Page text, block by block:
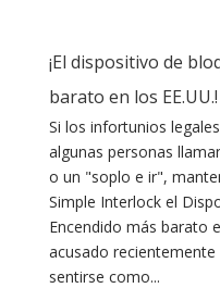
¡El dispositivo de
barato en los EE.UU.!
Si los infortunios
algunas personas
o un "soplo e ir",
Simple Interlock el
Encendido más barato
acusado
sentirse como...